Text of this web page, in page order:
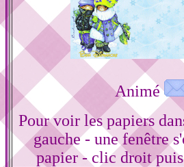
Animé
Pour voir les papiers
gauche - une fenêtre
papier - clic droit